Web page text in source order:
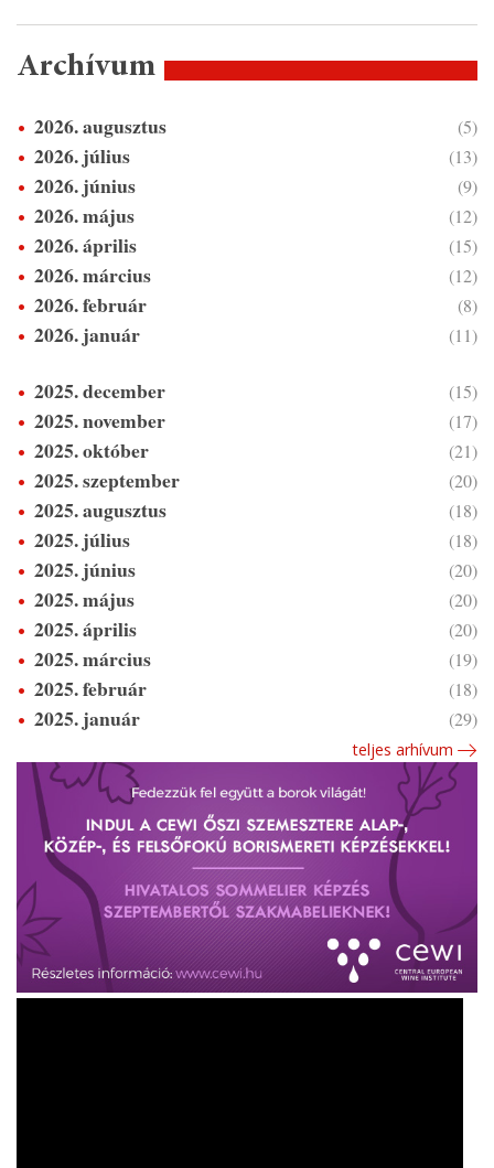
Archívum
2026. augusztus (5)
2026. július (13)
2026. június (9)
2026. május (12)
2026. április (15)
2026. március (12)
2026. február (8)
2026. január (11)
2025. december (15)
2025. november (17)
2025. október (21)
2025. szeptember (20)
2025. augusztus (18)
2025. július (18)
2025. június (20)
2025. május (20)
2025. április (20)
2025. március (19)
2025. február (18)
2025. január (29)
teljes arhívum